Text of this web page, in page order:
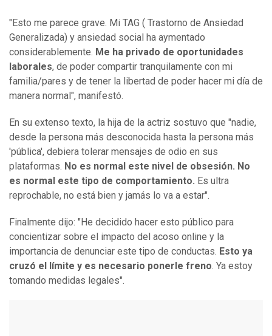
"Esto me parece grave. Mi TAG ( Trastorno de Ansiedad
Generalizada) y ansiedad social ha aymentado
considerablemente. Me ha privado de oportunidades
laborales, de poder compartir tranquilamente con mi
familia/pares y de tener la libertad de poder hacer mi día de
manera normal", manifestó.
En su extenso texto, la hija de la actriz sostuvo que "nadie,
desde la persona más desconocida hasta la persona más
'pública', debiera tolerar mensajes de odio en sus
plataformas. No es normal este nivel de obsesión. No
es normal este tipo de comportamiento. Es ultra
reprochable, no está bien y jamás lo va a estar".
Finalmente dijo: "He decidido hacer esto público para
concientizar sobre el impacto del acoso online y la
importancia de denunciar este tipo de conductas. Esto ya
cruzó el límite y es necesario ponerle freno. Ya estoy
tomando medidas legales".